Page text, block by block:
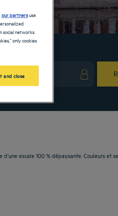
escale 100 % dépaysante. Couleurs et
our partnersuse
networks.
only cookies
and close